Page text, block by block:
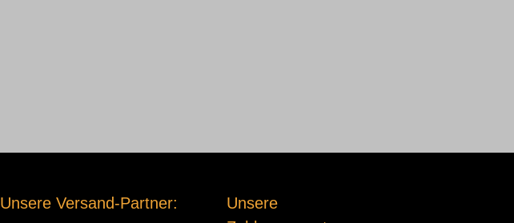
Unsere Versand-Partner:
Unsere